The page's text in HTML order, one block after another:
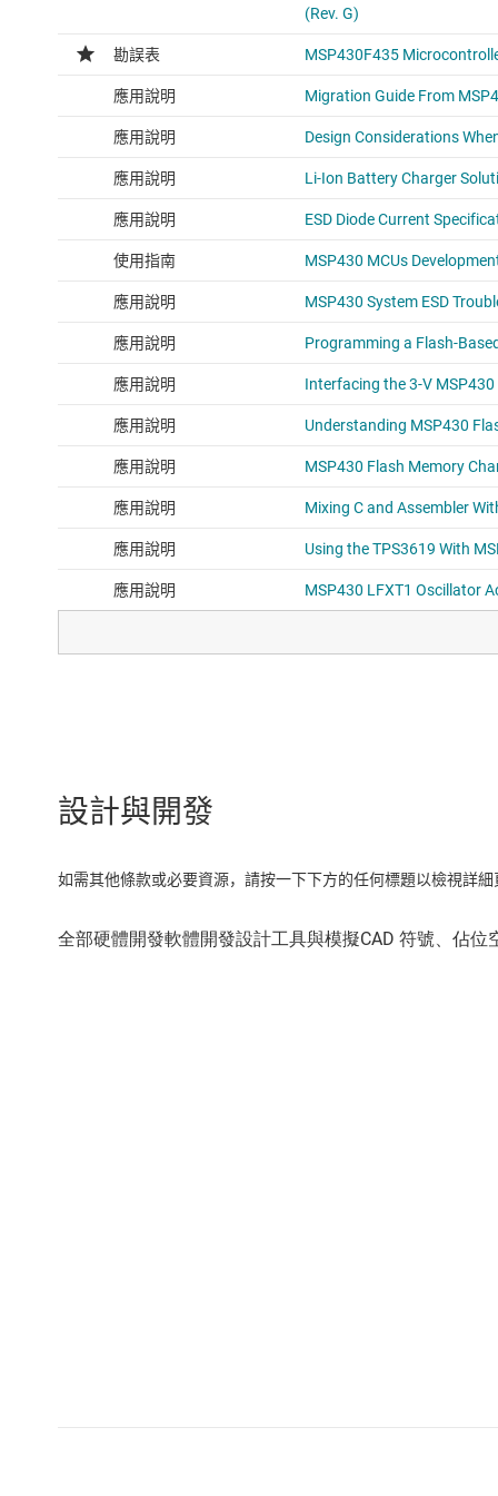
設計與開發
如需其他條款或必要資源，請按一下下方的任何標題以檢視詳